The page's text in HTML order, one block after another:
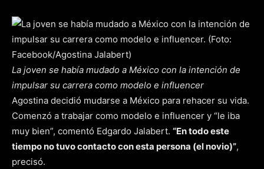
La joven se había mudado a México con la intención de
impulsar su carrera como modelo e influencer
Agostina decidió mudarse a México para rehacer su vida.
Comenzó a trabajar como modelo e influencer y “le iba
muy bien”, comentó Edgardo Jalabert. “En todo este
tiempo no tuvo contacto con esta persona (el novio)”,
precisó.